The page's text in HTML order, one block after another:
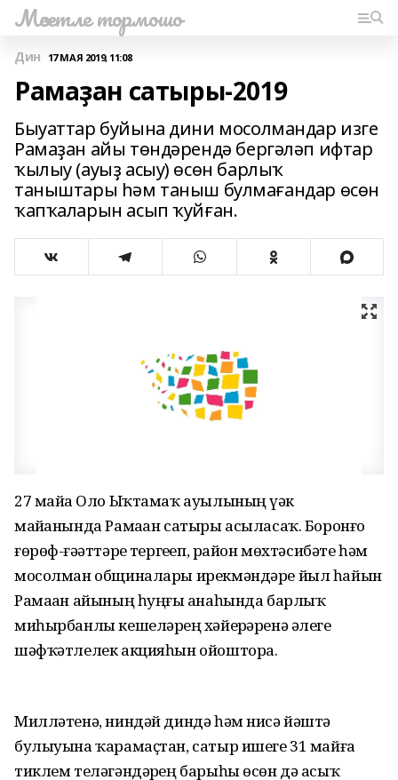
Мәсетле тормошо
Дин 17 МАЯ 2019, 11:08
Рамаҙан сатыры-2019
Быуаттар буйына дини мосолмандар изге
Рамаҙан айы төндәрендә бергәләп ифтар
ҡылыу (ауыҙ асыу) өсөн барлыҡ
таныштары һәм таныш булмағандар өсөн
ҡапҡаларын асып ҡуйған.
27 майҙа Оло Ыҡтамаҡ ауылының үҙәк
майҙанында Рамаҙан сатыры асыласаҡ. Боронғо
ғөрөф-ғәҙәттәрҙе тергеҙеп, район мөхтәсибәте һәм
мосолман общиналары ирекмәндәре йыл һайын
Рамаҙан айының һуңғы аҙнаһында барлыҡ
миһырбанлы кешеләрҙең хәйерҙәренә әлеге
шәфҡәтлелек акцияһын ойоштора.
Милләтенә, ниндәй диндә һәм нисә йәштә
булыуына ҡарамаҫтан, сатыр ишеге 31 майға
тиклем теләгәндәрҙең барыһы өсөн дә асыҡ